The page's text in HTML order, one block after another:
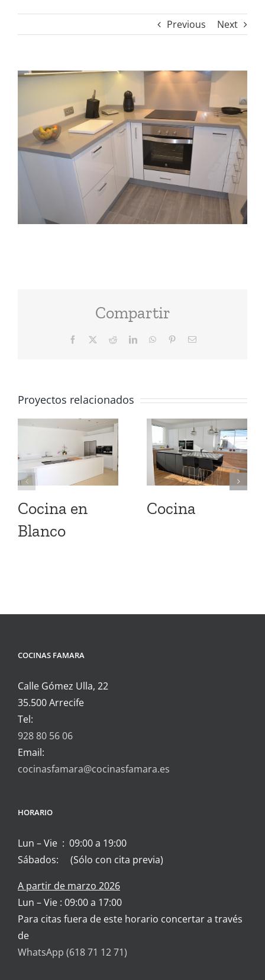
Previous Next
View
Image
Compartir
Facebook RedditLinkedInWhatsAppPinterestCorreo
Proyectos relacionados
Cocina en
Blanco
Cocina
COCINAS FAMARA
Calle Gómez Ulla, 22
35.500 Arrecife
Tel:
928 80 56 06
Email:
cocinasfamara@cocinasfamara.es
HORARIO
Lun – Vie : 09:00 a 19:00
Sábados: (Sólo con cita previa)
A partir de marzo 2026
Lun – Vie : 09:00 a 17:00
Para citas fuera de este horario concertar a través
de
WhatsApp (618 71 12 71)